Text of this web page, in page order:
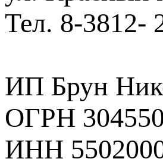
Тел. 8-3812-
ИП Брун
ОГРН
ИНН